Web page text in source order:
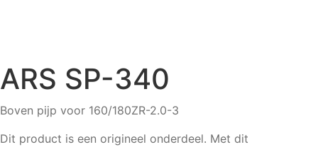
ARS SP-340
Boven pijp voor 160/180ZR-2.0-3
Dit product is een origineel onderdeel. Met dit